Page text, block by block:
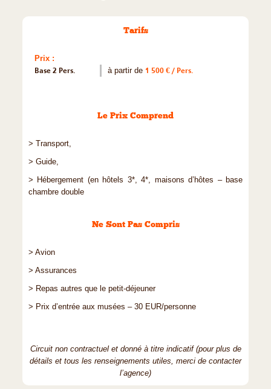
Tarifs
Prix :
Base 2 Pers.
à partir de 1 500 € / Pers.
Le Prix Comprend
> Transport,
> Guide,
> Hébergement (en hôtels 3*, 4*, maisons d’hôtes – base
chambre double
Ne Sont Pas Compris
> Avion
> Assurances
> Repas autres que le petit-déjeuner
> Prix d’entrée aux musées – 30 EUR/personne
Circuit non contractuel et donné à titre indicatif (pour plus de
détails et tous les renseignements utiles, merci de contacter
l’agence)